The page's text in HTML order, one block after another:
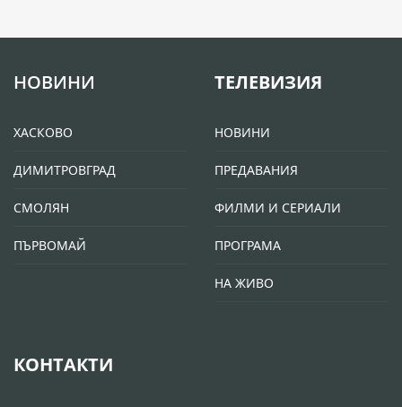
НОВИНИ
ХАСКОВО
ДИМИТРОВГРАД
СМОЛЯН
ПЪРВОМАЙ
ТЕЛЕВИЗИЯ
НОВИНИ
ПРЕДАВАНИЯ
ФИЛМИ И СЕРИАЛИ
ПРОГРАМА
НА ЖИВО
КОНТАКТИ